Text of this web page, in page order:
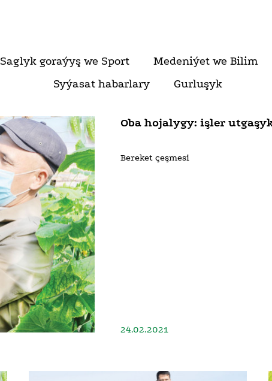
Saglyk goraýyş we Sport
Medeniýet we Bilim
Syýasat habarlary
Gurluşyk
Oba hojalygy: işler
Bereket çeşmesi
24.02.2021